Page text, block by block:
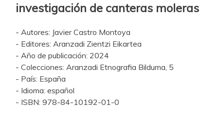
investigación de canteras moleras
- Autores: Javier Castro Montoya
- Editores: Aranzadi Zientzi Eikartea
- Año de publicación: 2024
- Colecciones: Aranzadi Etnografia Bilduma, 5
- País: España
- Idioma: español
- ISBN: 978-84-10192-01-0